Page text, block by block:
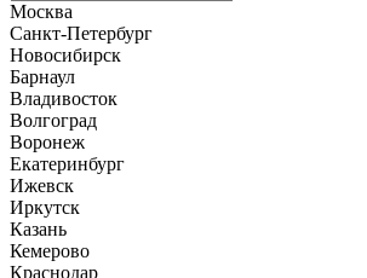
Москва
Санкт-Петербург
Новосибирск
Барнаул
Владивосток
Волгоград
Воронеж
Екатеринбург
Ижевск
Иркутск
Казань
Кемерово
Краснодар